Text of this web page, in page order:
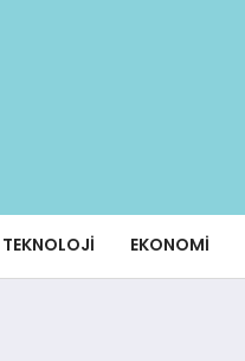
TEKNOLOJI EKONOMI